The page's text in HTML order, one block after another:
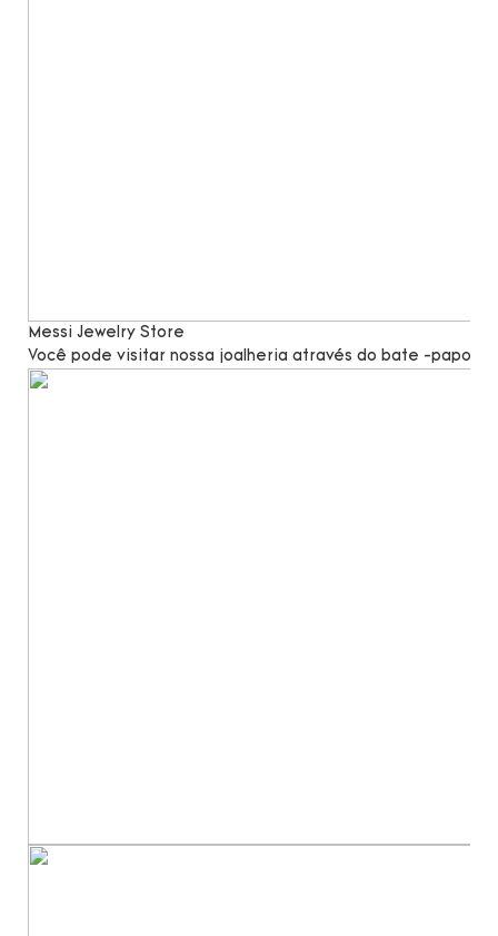
Messi Jewelry Store
Você pode visitar nossa joalheria através do bate -papo